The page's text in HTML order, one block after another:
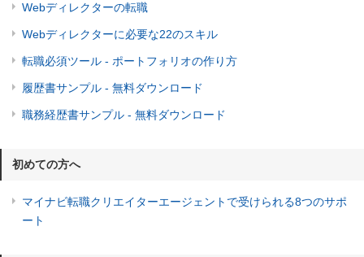
Webディレクターの転職
Webディレクターに必要な22のスキル
転職必須ツール - ポートフォリオの作り方
履歴書サンプル - 無料ダウンロード
職務経歴書サンプル - 無料ダウンロード
初めての方へ
マイナビ転職クリエイターエージェントで受けられる8つのサポ
ート